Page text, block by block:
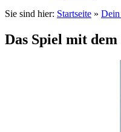
Sie sind hier: Startseite »
Das Spiel mit